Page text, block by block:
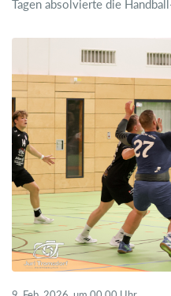
Tagen absolvierte die